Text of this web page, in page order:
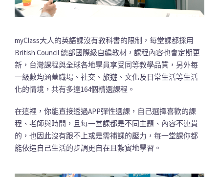
myClass大人的英語課沒有教科書的限制，每堂課都採用
British Council 總部國際級自編教材，課程內容也會定期更
新，台灣課程與全球各地學員享受同等教學品質，另外每
一級數均涵蓋職場、社交、旅遊、文化及日常生活等生活
化的情境，共有多達164個精選課程。
在這裡，你能直接透過APP彈性選課，自己選擇喜歡的課
程、老師與時間，且每一堂課都是不同主題、內容不連貫
的，也因此沒有跟不上或是需補課的壓力，每一堂課你都
能依造自己生活的步調更自在且紮實地學習。